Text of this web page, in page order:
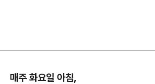
매주 화요일 아침,